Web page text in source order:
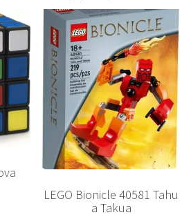
LEGO Bionicle 40581 Tahu
a Takua